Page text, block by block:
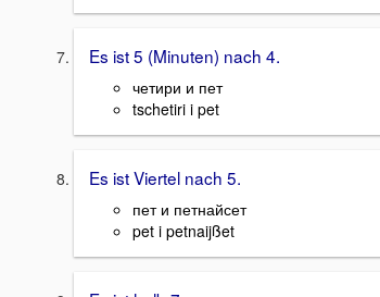
Es ist 5 (Minuten) nach 4.
четири и пет
tschetiri i pet
Es ist Viertel nach 5.
пет и петнайсет
pet i petnaijßet